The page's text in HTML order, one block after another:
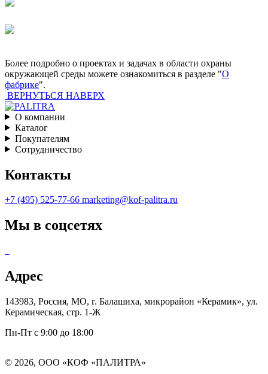
Более подробно о проектах и задачах в области охраны
окружающей среды можете ознакомиться в разделе "О
фабрике".
ВЕРНУТЬСЯ НАВЕРХ
О компании
Каталог
Покупателям
Сотрудничество
Контакты
+7 (495) 525-77-66 marketing@kof-palitra.ru
Мы в соцсетях
Адрес
143983, Россия, МО, г. Балашиха, микрорайон «Керамик», ул.
Керамическая, стр. 1-Ж
Пн-Пт с 9:00 до 18:00
© 2026, ООО «КОФ «ПАЛИТРА»